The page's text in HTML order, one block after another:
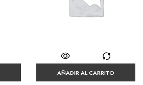
AÑADIR AL CARRITO